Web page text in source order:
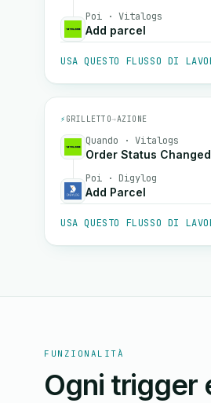
Poi · Vitalogs
Add parcel
USA QUESTO FLUSSO DI
⚡ GRILLETTO→AZIONE
Quando · Vitalogs
Order Status Changed
Poi · Digylog
Add Parcel
USA QUESTO FLUSSO DI
FUNZIONALITÀ
Ogni trigger